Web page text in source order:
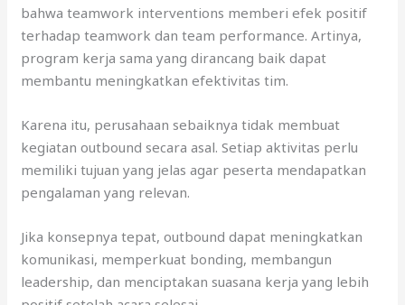
bahwa teamwork interventions memberi efek positif
terhadap teamwork dan team performance. Artinya,
program kerja sama yang dirancang baik dapat
membantu meningkatkan efektivitas tim.
Karena itu, perusahaan sebaiknya tidak membuat
kegiatan outbound secara asal. Setiap aktivitas perlu
memiliki tujuan yang jelas agar peserta mendapatkan
pengalaman yang relevan.
Jika konsepnya tepat, outbound dapat meningkatkan
komunikasi, memperkuat bonding, membangun
leadership, dan menciptakan suasana kerja yang lebih